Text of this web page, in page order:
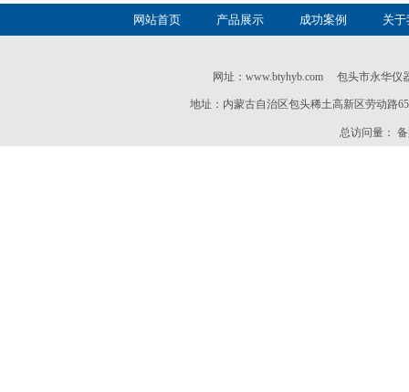
网站首页 产品展示 成功案例 关于
网址： www.btyhyb.com 包头市永华仪器
地址：内蒙古自治区包头稀土高新区劳动路65
总访问量：